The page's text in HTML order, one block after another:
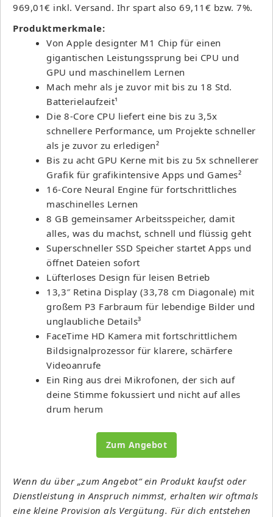
969,01€ inkl. Versand. Ihr spart also 69,11€ bzw. 7%.
Produktmerkmale:
Von Apple designter M1 Chip für einen
gigantischen Leistungssprung bei CPU und
GPU und maschinellem Lernen
Mach mehr als je zuvor mit bis zu 18 Std.
Batterielaufzeit¹
Die 8-Core CPU liefert eine bis zu 3,5x
schnellere Performance, um Projekte schneller
als je zuvor zu erledigen²
Bis zu acht GPU Kerne mit bis zu 5x schnellerer
Grafik für grafikintensive Apps und Games²
16-Core Neural Engine für fortschrittliches
maschinelles Lernen
8 GB gemeinsamer Arbeitsspeicher, damit
alles, was du machst, schnell und flüssig geht
Superschneller SSD Speicher startet Apps und
öffnet Dateien sofort
Lüfterloses Design für leisen Betrieb
13,3″ Retina Display (33,78 cm Diagonale) mit
großem P3 Farbraum für lebendige Bilder und
unglaubliche Details³
FaceTime HD Kamera mit fortschrittlichem
Bildsignalprozessor für klarere, schärfere
Videoanrufe
Ein Ring aus drei Mikrofonen, der sich auf
deine Stimme fokussiert und nicht auf alles
drum herum
Zum Angebot
Wenn du über „zum Angebot“ ein Produkt kaufst oder
Dienstleistung in Anspruch nimmst, erhalten wir oftmals
eine kleine Provision als Vergütung. Für dich entstehen